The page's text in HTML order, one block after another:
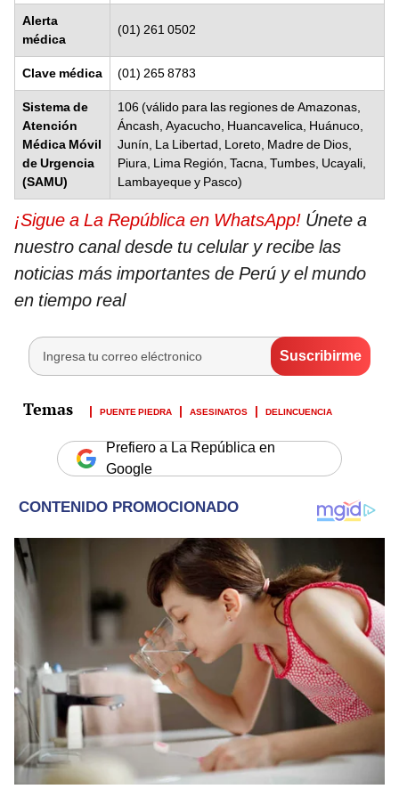
Alerta
médica
(01) 261 0502
Clave médica (01) 265 8783
Sistema de
Atención
Médica Móvil
de Urgencia
(SAMU)
106 (válido para las regiones de Amazonas,
Áncash, Ayacucho, Huancavelica, Huánuco,
Junín, La Libertad, Loreto, Madre de Dios,
Piura, Lima Región, Tacna, Tumbes, Ucayali,
Lambayeque y Pasco)
¡Sigue a La República en WhatsApp! Únete a
nuestro canal desde tu celular y recibe las
noticias más importantes de Perú y el mundo
en tiempo real
PUENTE PIEDRA ASESINATOS DELINCUENCIA
Prefiero a La República en
Google